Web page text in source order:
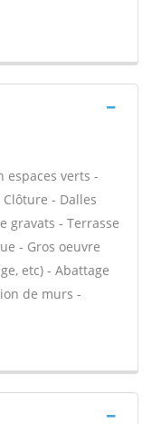
espaces verts -
- Dalles
gravats - Terrasse
- Gros oeuvre
etc) - Abattage
de murs -